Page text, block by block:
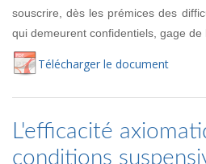
souscrire, dès les prémices des
qui demeurent confidentiels, gage de
Télécharger le document
L'efficacité
conditions